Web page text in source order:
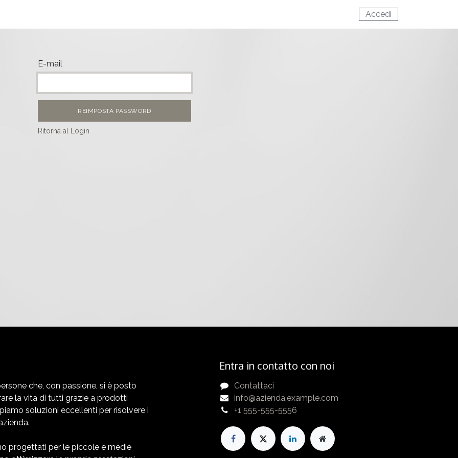
Accedi
E-mail
REIMPOSTA PASSWORD
Ritorna al Login
che, con passione, si è posto
la vita di tutti grazie a prodotti
soluzioni eccellenti per risolvere i
progettati per le piccole e medie
Entra in contatto con noi
Contattaci
info@azienda.example.com
+1 555-555-5556